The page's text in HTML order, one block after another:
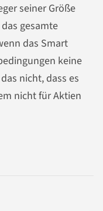
seiner Größe
gesamte
das Smart
keine
nicht, dass es
nicht für Aktien